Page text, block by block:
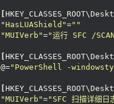
"HasLUAShield"=""
"MUIVerb"="运行 SFC /
@="PowerShell -
"MUIVerb"="SFC 扫描详细日